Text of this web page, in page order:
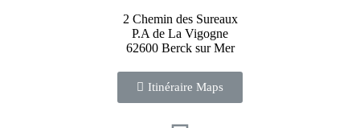
2 Chemin des Sureaux
P.A de La Vigogne
62600 Berck sur Mer
Itinéraire Maps